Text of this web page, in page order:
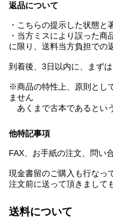
返品について
・こちらの提示した状態と
・当方ミスにより誤った商
に限り、送料当方負担での
到着後、3日以内に、まず
※商品の特性上、原則とし
ません
あくまで古本であるとい
他特記事項
FAX、お手紙の注文、問い
現金書留のご購入も行なっ
注文前に送って頂きまして
送料について